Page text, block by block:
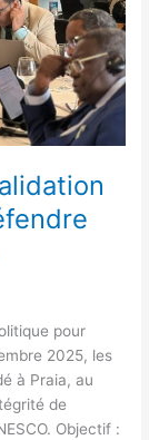
pour
2025, les
à Praia, au
de
Objectif :